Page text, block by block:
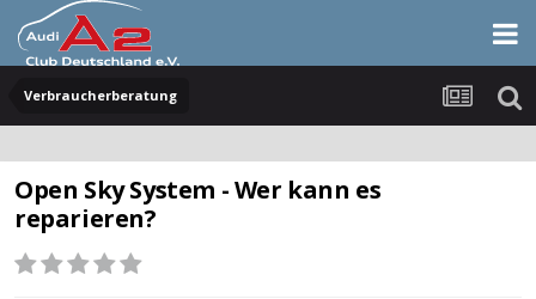
Verbraucherberatung
Open Sky System - Wer kann es
reparieren?